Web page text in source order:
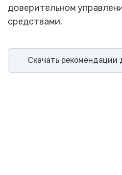
доверительном
средствами.
Скачать рекомендации